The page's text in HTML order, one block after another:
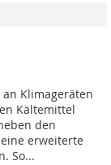
Klimageräten
Kältemittel
den
erweiterte
So...